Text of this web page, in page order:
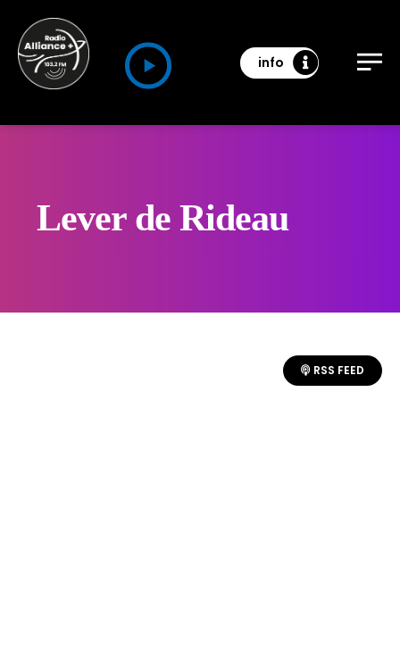
info
Lever de Rideau
RSS FEED